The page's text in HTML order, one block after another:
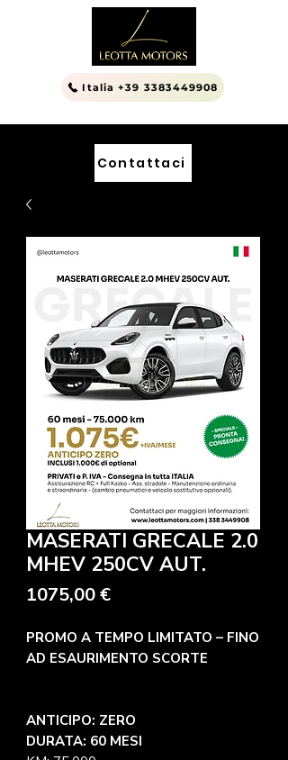
Italia +39 3383449908
Contattaci
MASERATI GRECALE 2.0
MHEV 250CV AUT.
1075,00 €Prezzo
PROMO A TEMPO LIMITATO – FINO
AD ESAURIMENTO SCORTE
ANTICIPO: ZERO
DURATA: 60 MESI